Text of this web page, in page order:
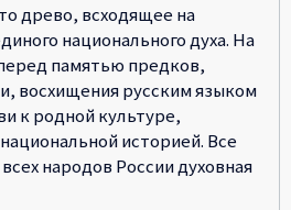
древо, всходящее на
национального духа. На
памятью предков,
восхищения русским языком
к родной культуре,
историей. Все
народов России духовная